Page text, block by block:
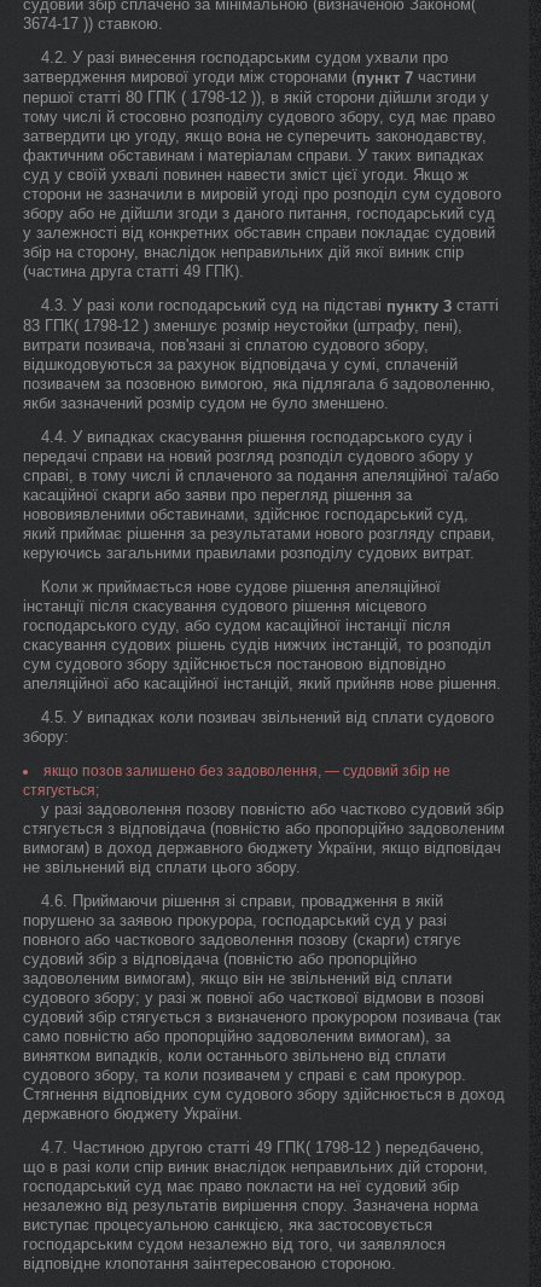
судовий збір сплачено за мінімальною (визначеною Законом(
3674-17 )) ставкою.
4.2. У разі винесення господарським судом ухвали про
затвердження мирової угоди між сторонами (пункт 7 частини
першої статті 80 ГПК ( 1798-12 )), в якій сторони дійшли згоди у
тому числі й стосовно розподілу судового збору, суд має право
затвердити цю угоду, якщо вона не суперечить законодавству,
фактичним обставинам і матеріалам справи. У таких випадках
суд у своїй ухвалі повинен навести зміст цієї угоди. Якщо ж
сторони не зазначили в мировій угоді про розподіл сум судового
збору або не дійшли згоди з даного питання, господарський суд
у залежності від конкретних обставин справи покладає судовий
збір на сторону, внаслідок неправильних дій якої виник спір
(частина друга статті 49 ГПК).
4.3. У разі коли господарський суд на підставі пункту 3 статті
83 ГПК( 1798-12 ) зменшує розмір неустойки (штрафу, пені),
витрати позивача, пов'язані зі сплатою судового збору,
відшкодовуються за рахунок відповідача у сумі, сплаченій
позивачем за позовною вимогою, яка підлягала б задоволенню,
якби зазначений розмір судом не було зменшено.
4.4. У випадках скасування рішення господарського суду і
передачі справи на новий розгляд розподіл судового збору у
справі, в тому числі й сплаченого за подання апеляційної та/або
касаційної скарги або заяви про перегляд рішення за
нововиявленими обставинами, здійснює господарський суд,
який приймає рішення за результатами нового розгляду справи,
керуючись загальними правилами розподілу судових витрат.
Коли ж приймається нове судове рішення апеляційної
інстанції після скасування судового рішення місцевого
господарського суду, або судом касаційної інстанції після
скасування судових рішень судів нижчих інстанцій, то розподіл
сум судового збору здійснюється постановою відповідно
апеляційної або касаційної інстанцій, який прийняв нове рішення.
4.5. У випадках коли позивач звільнений від сплати судового
збору:
якщо позов залишено без задоволення, — судовий збір не
стягується;
у разі задоволення позову повністю або частково судовий збір
стягується з відповідача (повністю або пропорційно задоволеним
вимогам) в доход державного бюджету України, якщо відповідач
не звільнений від сплати цього збору.
4.6. Приймаючи рішення зі справи, провадження в якій
порушено за заявою прокурора, господарський суд у разі
повного або часткового задоволення позову (скарги) стягує
судовий збір з відповідача (повністю або пропорційно
задоволеним вимогам), якщо він не звільнений від сплати
судового збору; у разі ж повної або часткової відмови в позові
судовий збір стягується з визначеного прокурором позивача (так
само повністю або пропорційно задоволеним вимогам), за
винятком випадків, коли останнього звільнено від сплати
судового збору, та коли позивачем у справі є сам прокурор.
Стягнення відповідних сум судового збору здійснюється в доход
державного бюджету України.
4.7. Частиною другою статті 49 ГПК( 1798-12 ) передбачено,
що в разі коли спір виник внаслідок неправильних дій сторони,
господарський суд має право покласти на неї судовий збір
незалежно від результатів вирішення спору. Зазначена норма
виступає процесуальною санкцією, яка застосовується
господарським судом незалежно від того, чи заявлялося
відповідне клопотання заінтересованою стороною.